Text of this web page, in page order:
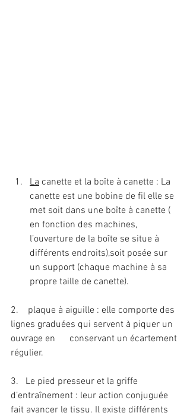
La canette et la boîte à canette : La
canette est une bobine de fil elle se
met soit dans une boîte à canette (
en fonction des machines,
l’ouverture de la boîte se situe à
différents endroits),soit posée sur
un support (chaque machine à sa
propre taille de canette).
2.    plaque à aiguille : elle comporte des
lignes graduées qui servent à piquer un
ouvrage en      conservant un écartement
régulier.
3.   Le pied presseur et la griffe
d’entraînement : leur action conjuguée
fait avancer le tissu. Il existe différents